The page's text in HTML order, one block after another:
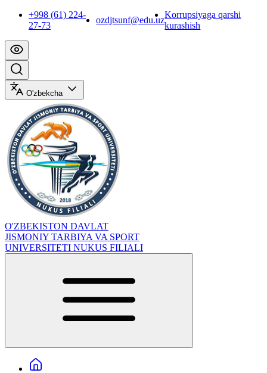
+998 (61) 224-
27-73
ozdjtsunf@edu.uz
Korrupsiyaga qarshi
kurashish
O'zbekcha
O'ZBEKISTON DAVLAT
JISMONIY TARBIYA VA SPORT
UNIVERSITETI NUKUS FILIALI